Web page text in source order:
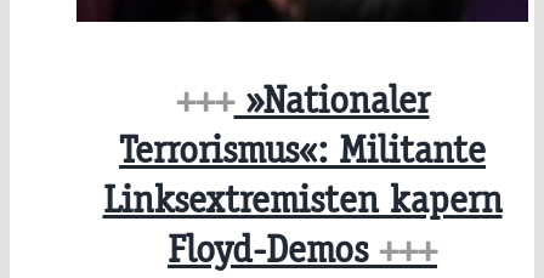
+++»Nationaler
Terrorismus«: Militante
Linksextremisten kapern
Floyd-Demos +++